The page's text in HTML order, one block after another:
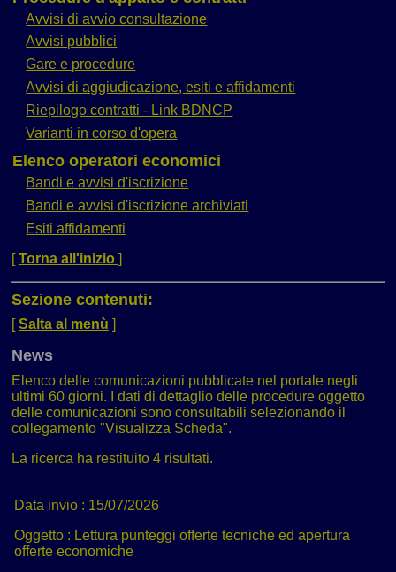
Avvisi di avvio consultazione
Avvisi pubblici
Gare e procedure
Avvisi di aggiudicazione, esiti e affidamenti
Riepilogo contratti - Link BDNCP
Varianti in corso d'opera
Elenco operatori economici
Bandi e avvisi d'iscrizione
Bandi e avvisi d'iscrizione archiviati
Esiti affidamenti
[Torna all'inizio ]
Sezione contenuti:
[Salta al menù ]
News
Elenco delle comunicazioni pubblicate nel portale negli
ultimi 60 giorni. I dati di dettaglio delle procedure oggetto
delle comunicazioni sono consultabili selezionando il
collegamento "Visualizza Scheda".
La ricerca ha restituito 4 risultati.
Data invio : 15/07/2026
Oggetto : Lettura punteggi offerte tecniche ed apertura
offerte economiche